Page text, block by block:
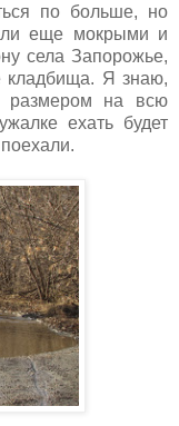
по больше, но
еще мокрыми и
села Запорожье,
кладбища. Я знаю,
на всю
ехать будет